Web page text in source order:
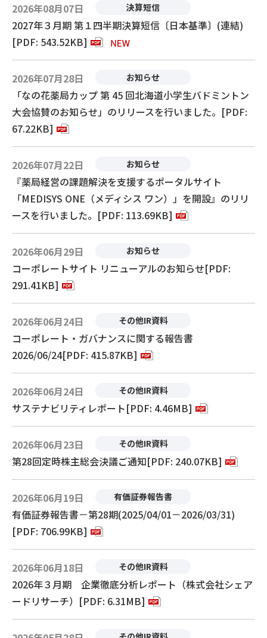
2026年08月07日 決算短信
2027年３月期 第１四半期決算短信〔日本基準〕(連結)
[PDF: 543.52KB]
2026年07月28日 お知らせ
「なの花薬局カップ 第 45 回北海道小学生バドミントン
大会協賛のお知らせ」のリリースを行いました。[PDF:
67.22KB]
2026年07月22日 お知らせ
『薬局経営の課題解決を支援するポータルサイト
「MEDISYS ONE（メディシス ワン）」を開設』のリリ
ースを行いました。[PDF: 113.69KB]
2026年06月29日 お知らせ
コーポレートサイト リニューアルのお知らせ[PDF:
291.41KB]
2026年06月24日 その他IR資料
コーポレート・ガバナンスに関する報告書
2026/06/24[PDF: 415.87KB]
2026年06月24日 その他IR資料
サステナビリティレポート[PDF: 4.46MB]
2026年06月23日 その他IR資料
第28回定時株主総会決議ご通知[PDF: 240.07KB]
2026年06月19日 有価証券報告書
有価証券報告書－第28期(2025/04/01－2026/03/31)
[PDF: 706.99KB]
2026年06月18日 その他IR資料
2026年３月期 企業徹底分析レポート（株式会社シェア
ードリサーチ）[PDF: 6.31MB]